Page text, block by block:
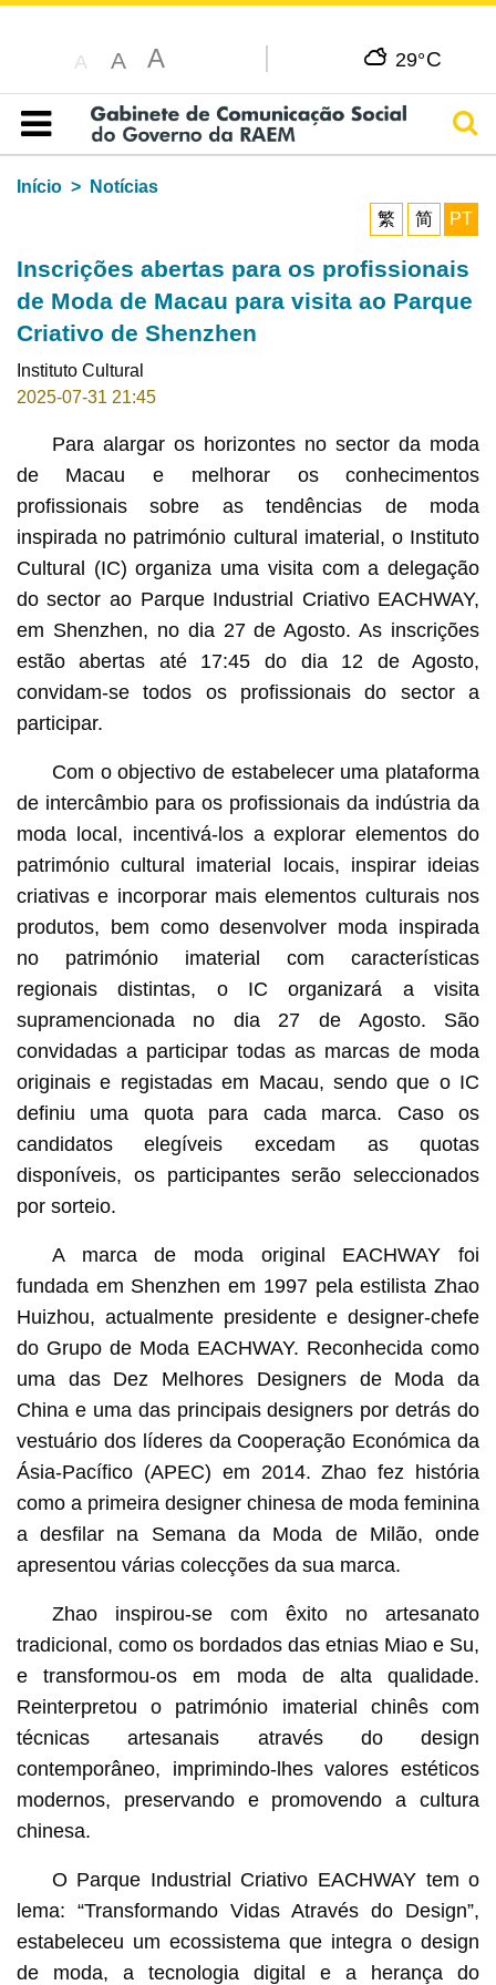
A A A 29°C
Índice
Início
Notícias
繁
简 PT
Inscrições abertas para os profissionais
de Moda de Macau para visita ao Parque
Criativo de Shenzhen
Instituto Cultural
2025-07-31 21:45
Para alargar os horizontes no sector da moda
de Macau e melhorar os conhecimentos
profissionais sobre as tendências de moda
inspirada no património cultural imaterial, o Instituto
Cultural (IC) organiza uma visita com a delegação
do sector ao Parque Industrial Criativo EACHWAY,
em Shenzhen, no dia 27 de Agosto. As inscrições
estão abertas até 17:45 do dia 12 de Agosto,
convidam-se todos os profissionais do sector a
participar.
Com o objectivo de estabelecer uma plataforma
de intercâmbio para os profissionais da indústria da
moda local, incentivá-los a explorar elementos do
património cultural imaterial locais, inspirar ideias
criativas e incorporar mais elementos culturais nos
produtos, bem como desenvolver moda inspirada
no património imaterial com características
regionais distintas, o IC organizará a visita
supramencionada no dia 27 de Agosto. São
convidadas a participar todas as marcas de moda
originais e registadas em Macau, sendo que o IC
definiu uma quota para cada marca. Caso os
candidatos elegíveis excedam as quotas
disponíveis, os participantes serão seleccionados
por sorteio.
A marca de moda original EACHWAY foi
fundada em Shenzhen em 1997 pela estilista Zhao
Huizhou, actualmente presidente e designer-chefe
do Grupo de Moda EACHWAY. Reconhecida como
uma das Dez Melhores Designers de Moda da
China e uma das principais designers por detrás do
vestuário dos líderes da Cooperação Económica da
Ásia-Pacífico (APEC) em 2014. Zhao fez história
como a primeira designer chinesa de moda feminina
a desfilar na Semana da Moda de Milão, onde
apresentou várias colecções da sua marca.
Zhao inspirou-se com êxito no artesanato
tradicional, como os bordados das etnias Miao e Su,
e transformou-os em moda de alta qualidade.
Reinterpretou o património imaterial chinês com
técnicas artesanais através do design
contemporâneo, imprimindo-lhes valores estéticos
modernos, preservando e promovendo a cultura
chinesa.
O Parque Industrial Criativo EACHWAY tem o
lema: “Transformando Vidas Através do Design”,
estabeleceu um ecossistema que integra o design
de moda, a tecnologia digital e a herança do